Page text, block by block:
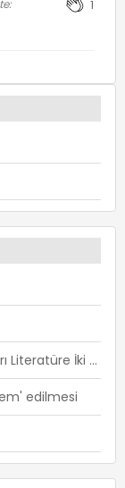
1
» Sûfîlerin Kur’an’dan Alarak Oluşturdukları Literatüre İki Örnek: İ’TİSÂM ve FİRÂR -1
edilmesi